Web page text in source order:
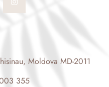
s
t
Moldova MD-2011
355